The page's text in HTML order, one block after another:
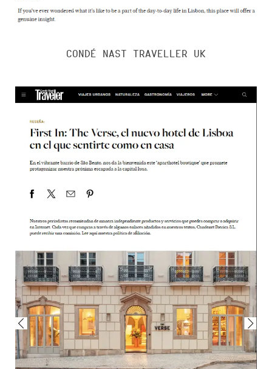
CONDÉ NAST TRAVELLER UK